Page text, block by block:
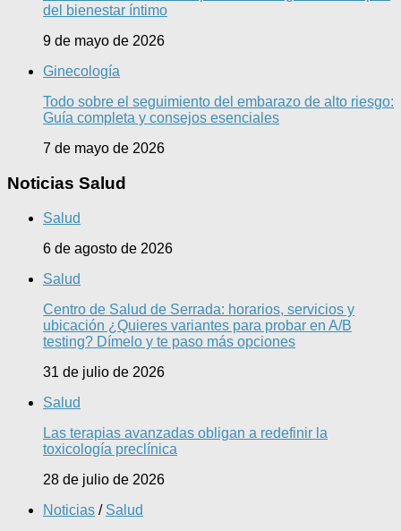
del bienestar íntimo
9 de mayo de 2026
Ginecología
Todo sobre el seguimiento del embarazo de alto riesgo:
Guía completa y consejos esenciales
7 de mayo de 2026
Noticias Salud
Salud
6 de agosto de 2026
Salud
Centro de Salud de Serrada: horarios, servicios y
ubicación ¿Quieres variantes para probar en A/B
testing? Dímelo y te paso más opciones
31 de julio de 2026
Salud
Las terapias avanzadas obligan a redefinir la
toxicología preclínica
28 de julio de 2026
Noticias / Salud